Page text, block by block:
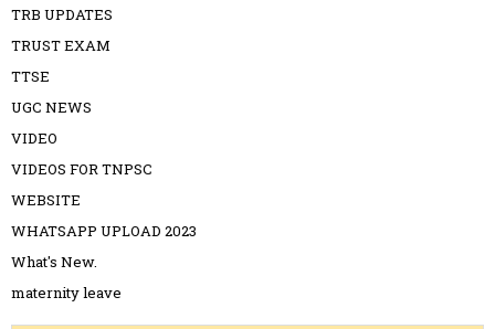
TRB UPDATES
TRUST EXAM
TTSE
UGC NEWS
VIDEO
VIDEOS FOR TNPSC
WEBSITE
WHATSAPP UPLOAD 2023
What's New.
maternity leave